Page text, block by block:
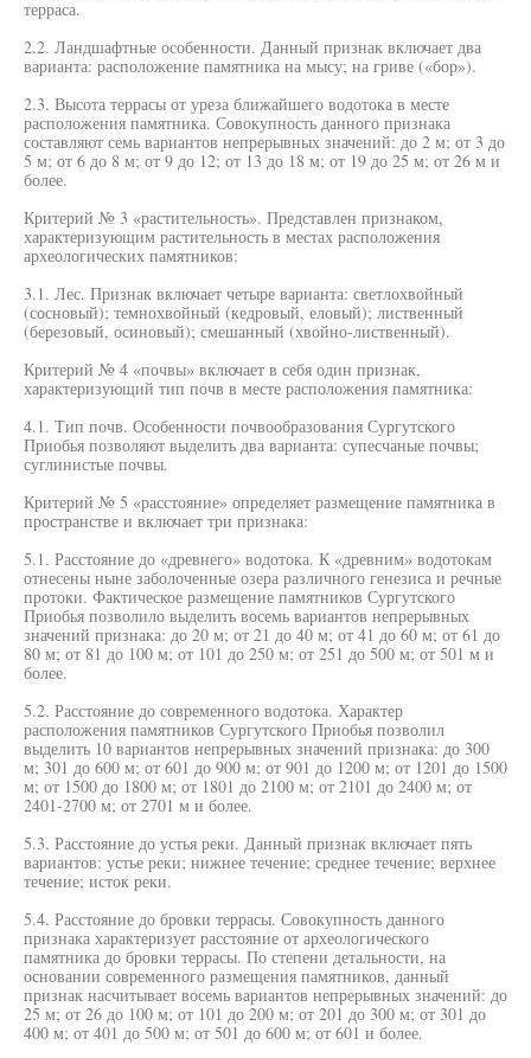
терраса.
2.2. Ландшафтные особенности. Данный признак включает два
варианта: расположение памятника на мысу; на гриве («бор»).
2.3. Высота террасы от уреза ближайшего водотока в месте
расположения памятника. Совокупность данного признака
составляют семь вариантов непрерывных значений: до 2 м; от 3 до
5 м; от 6 до 8 м; от 9 до 12; от 13 до 18 м; от 19 до 25 м; от 26 м и
более.
Критерий № 3 «растительность». Представлен признаком,
характеризующим растительность в местах расположения
археологических памятников:
3.1. Лес. Признак включает четыре варианта: светлохвойный
(сосновый); темнохвойный (кедровый, еловый); лиственный
(березовый, осиновый); смешанный (хвойно-лиственный).
Критерий № 4 «почвы» включает в себя один признак,
характеризующий тип почв в месте расположения памятника:
4.1. Тип почв. Особенности почвообразования Сургутского
Приобья позволяют выделить два варианта: супесчаные почвы;
суглинистые почвы.
Критерий № 5 «расстояние» определяет размещение памятника в
пространстве и включает три признака:
5.1. Расстояние до «древнего» водотока. К «древним» водотокам
отнесены ныне заболоченные озера различного генезиса и речные
протоки. Фактическое размещение памятников Сургутского
Приобья позволило выделить восемь вариантов непрерывных
значений признака: до 20 м; от 21 до 40 м; от 41 до 60 м; от 61 до
80 м; от 81 до 100 м; от 101 до 250 м; от 251 до 500 м; от 501 м и
более.
5.2. Расстояние до современного водотока. Характер
расположения памятников Сургутского Приобья позволил
выделить 10 вариантов непрерывных значений признака: до 300
м; 301 до 600 м; от 601 до 900 м; от 901 до 1200 м; от 1201 до 1500
м; от 1500 до 1800 м; от 1801 до 2100 м; от 2101 до 2400 м; от
2401-2700 м; от 2701 м и более.
5.3. Расстояние до устья реки. Данный признак включает пять
вариантов: устье реки; нижнее течение; среднее течение; верхнее
течение; исток реки.
5.4. Расстояние до бровки террасы. Совокупность данного
признака характеризует расстояние от археологического
памятника до бровки террасы. По степени детальности, на
основании современного размещения памятников, данный
признак насчитывает восемь вариантов непрерывных значений: до
25 м; от 26 до 100 м; от 101 до 200 м; от 201 до 300 м; от 301 до
400 м; от 401 до 500 м; от 501 до 600 м; от 601 и более.